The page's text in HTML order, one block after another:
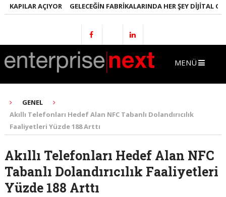
AÇIYOR GELECEĞIN FABRIKALARINDA HER ŞEY DIJITAL
MENÜ
GENEL
Akıllı Telefonları Hedef Alan NFC Tabanlı Dolandırıcılık
Faaliyetleri Yüzde 188 Arttı
Akıllı Telefonları Hedef Alan NFC
Tabanlı Dolandırıcılık Faaliyetleri
Yüzde 188 Arttı